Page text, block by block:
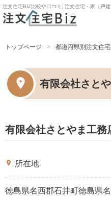
注文住宅BIZ比較や口コミ│注文住宅・家（戸建て）を
トップページ 都道府県別注文住
有限会社さと
有限会社さとやま工務
place 所在地
徳島県名西郡石井町徳島県